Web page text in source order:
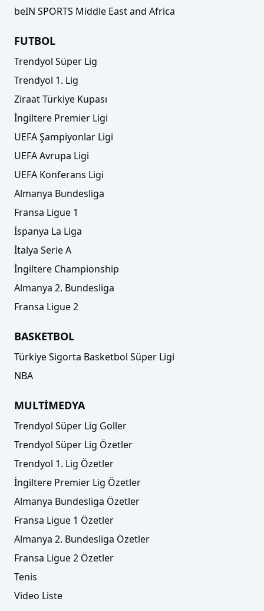
beIN SPORTS Middle East and Africa
FUTBOL
Trendyol Süper Lig
Trendyol 1. Lig
Ziraat Türkiye Kupası
İngiltere Premier Ligi
UEFA Şampiyonlar Ligi
UEFA Avrupa Ligi
UEFA Konferans Ligi
Almanya Bundesliga
Fransa Ligue 1
İspanya La Liga
İtalya Serie A
İngiltere Championship
Almanya 2. Bundesliga
Fransa Ligue 2
BASKETBOL
Türkiye Sigorta Basketbol Süper Ligi
NBA
MULTİMEDYA
Trendyol Süper Lig Goller
Trendyol Süper Lig Özetler
Trendyol 1. Lig Özetler
İngiltere Premier Lig Özetler
Almanya Bundesliga Özetler
Fransa Ligue 1 Özetler
Almanya 2. Bundesliga Özetler
Fransa Ligue 2 Özetler
Tenis
Video Liste